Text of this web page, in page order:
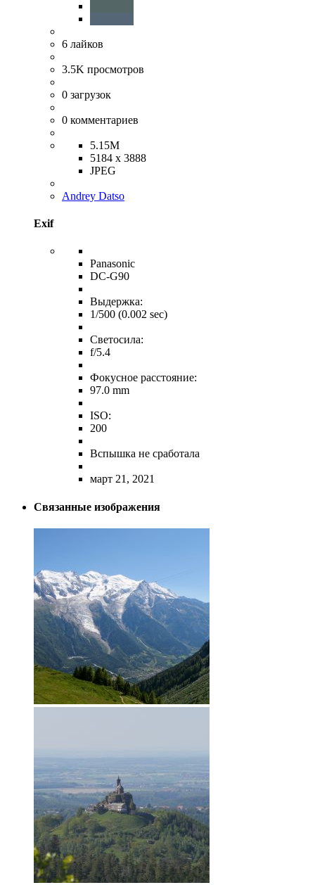
6 лайков
3.5K просмотров
0 загрузок
0 комментариев
5.15M
5184 x 3888
JPEG
Andrey Datso
Exif
Panasonic
DC-G90
Выдержка:
1/500 (0.002 sec)
Светосила:
f/5.4
Фокусное расстояние:
97.0 mm
ISO:
200
Вспышка не сработала
март 21, 2021
Связанные изображения